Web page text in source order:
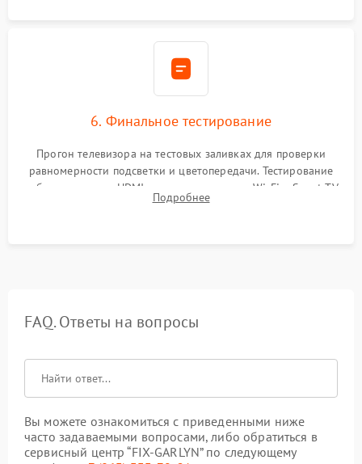
6. Финальное тестирование
Прогон телевизора на тестовых заливках для проверки
равномерности подсветки и цветопередачи. Тестирование
работы разъемов HDMI, динамиков, модуля Wi-Fi и Smart TV
в рабочем режиме в течение нескольких часов.
Подробнее
FAQ. Ответы на вопросы
Вы можете ознакомиться с приведенными ниже
часто задаваемыми вопросами, либо обратиться в
сервисный центр “FIX-GARLYN” по следующему